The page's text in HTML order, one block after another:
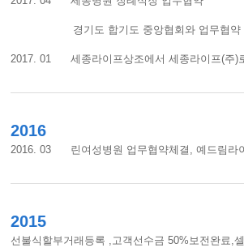
경기도 합기도 중앙협회와 업무협약
2017. 01 세종라이프상조에서 세종라이프(주)
2016
2016. 03 린여성병원 업무협약체결, 예드림라
2015
선불식할부거래등록 ,고객선수금 50%보전완료,